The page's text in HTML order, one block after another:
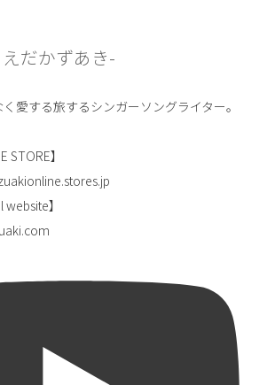
だかずあき-
愛する旅するシンガーソングライター。
STORE】
】